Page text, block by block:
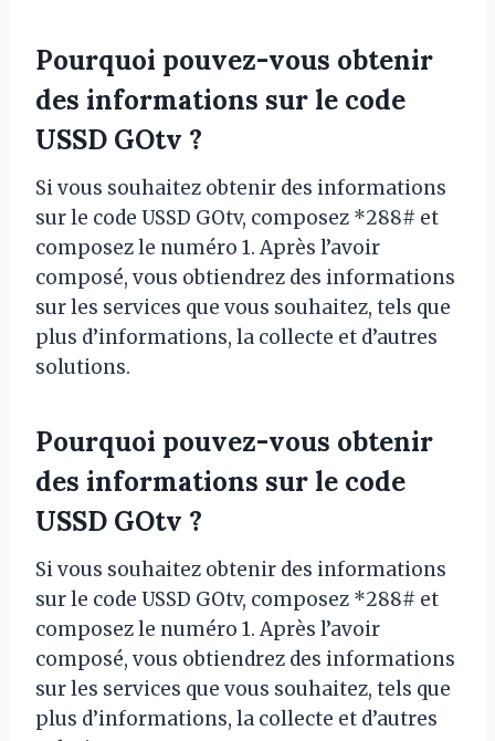
Pourquoi pouvez-vous obtenir
des informations sur le code
USSD GOtv ?
Si vous souhaitez obtenir des informations
sur le code USSD GOtv, composez *288# et
composez le numéro 1. Après l’avoir
composé, vous obtiendrez des informations
sur les services que vous souhaitez, tels que
plus d’informations, la collecte et d’autres
solutions.
Pourquoi pouvez-vous obtenir
des informations sur le code
USSD GOtv ?
Si vous souhaitez obtenir des informations
sur le code USSD GOtv, composez *288# et
composez le numéro 1. Après l’avoir
composé, vous obtiendrez des informations
sur les services que vous souhaitez, tels que
plus d’informations, la collecte et d’autres